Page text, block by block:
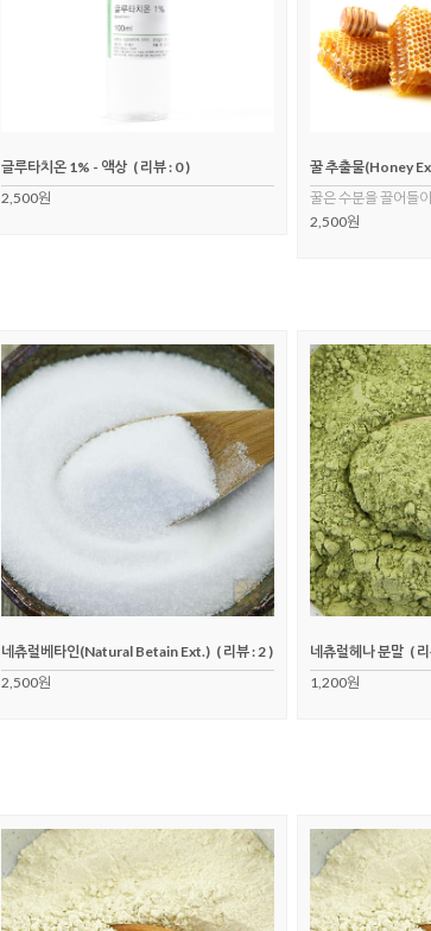
글루타치온 1% - 액상 ( 리뷰 : 0 )
2,500원
꿀 추출물(Honey
꿀은 수분을 끌어들
2,500원
네츄럴베타인(Natural Betain Ext.) ( 리뷰 : 2 )
2,500원
네츄럴헤나 분말 (
1,200원